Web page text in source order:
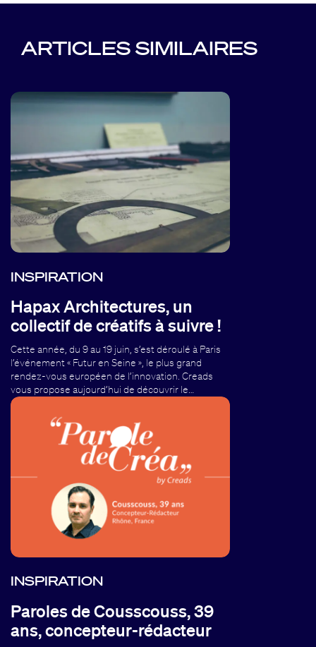
ARTICLES SIMILAIRES
INSPIRATION
Hapax Architectures, un
collectif de créatifs à suivre !
Cette année, du 9 au 19 juin, s’est déroulé à Paris
l’événement « Futur en Seine », le plus grand
rendez-vous européen de l’innovation. Creads
vous propose aujourd’hui de découvrir le…
INSPIRATION
Paroles de Cousscouss, 39
ans, concepteur-rédacteur